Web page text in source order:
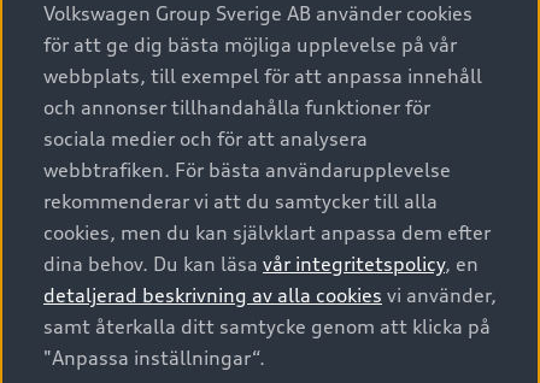
A6 modellerna
SUV
Avant
Audi Sport
Privatleasing
Nya bilar i lager
Begagnade bilar i lager
Audi approved :plus - så gott som nya
Finansiering
Audi exclusive
Provkörning
Service & tillbehör
Audi digital services
Originaltillbehör - köp online
Garantier
Försäkring
Digitala manualer för din Audi
Audi Collection – livsstilsartiklar
Vanliga frågor
Tjänstebil
Tjänstebil
Business lease online
Företagsleasing
Om Audi Sverige
Kontakta oss
Audi Återförsäljare/-serviceverkstad
myAudi
Pressmeddelanden
© 2026 AUDI SVERIGE. All Rights Reserved.
Utgivare Juridiskt
Juridiskt Audi AG
Juridiskt Audi Digital Giveaway
Volkswagen Group Sverige AB använder cookies
för att ge dig bästa möjliga upplevelse på vår
webbplats, till exempel för att anpassa innehåll
och annonser tillhandahålla funktioner för
sociala medier och för att analysera
webbtrafiken. För bästa användarupplevelse
rekommenderar vi att du samtycker till alla
cookies, men du kan självklart anpassa dem efter
dina behov. Du kan läsa vår integritetspolicy, en
detaljerad beskrivning av alla cookies vi använder,
samt återkalla ditt samtycke genom att klicka på
"Anpassa inställningar“.